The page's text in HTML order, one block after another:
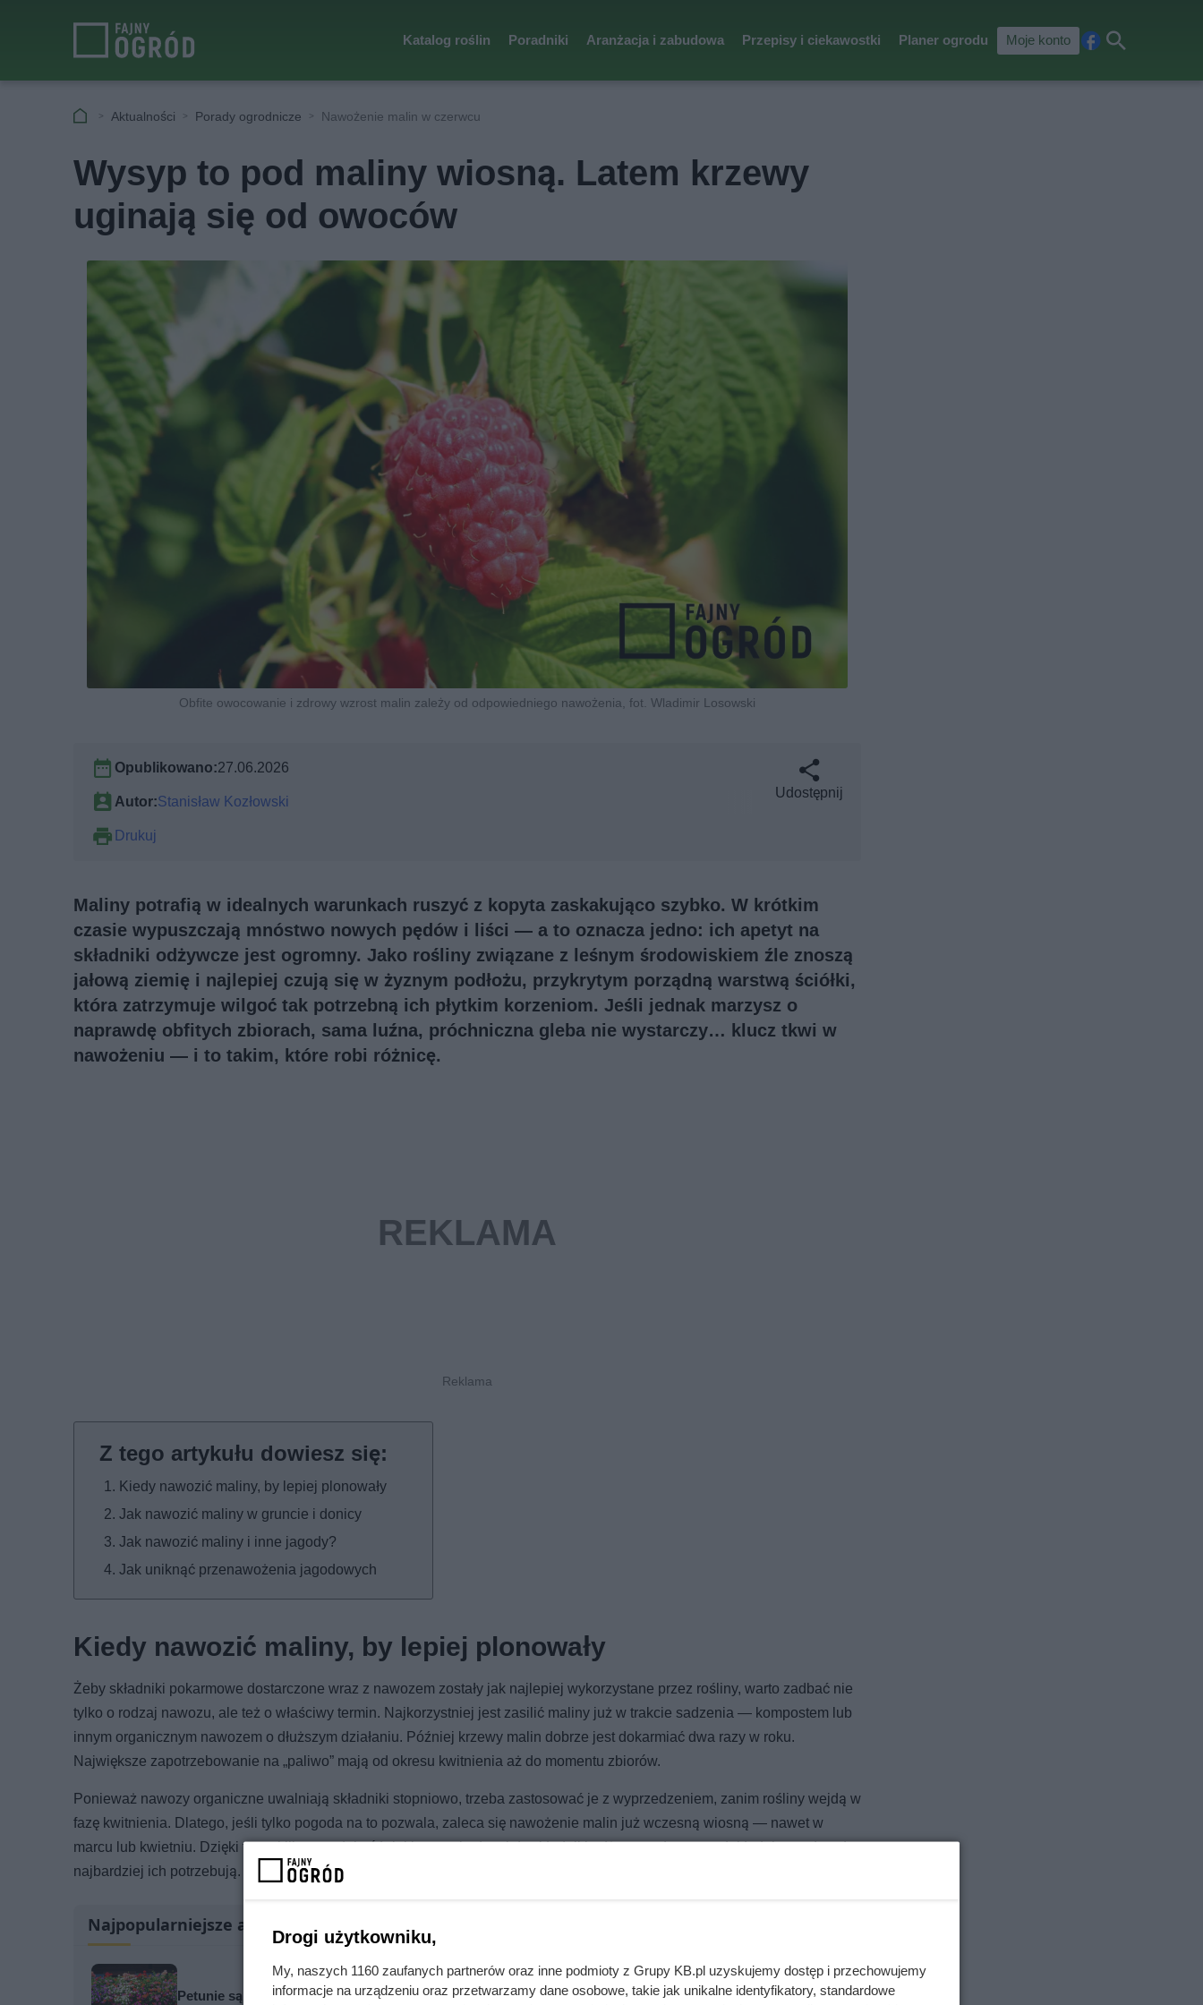
Katalog roślin Poradniki Aranżacja i zabudowa Przepisy i ciekawostki Planer ogrodu Moje konto
cebkaj
Aktualności Porady ogrodnicze Nawożenie malin w czerwcu
Wysyp to pod maliny wiosną. Latem krzewy
uginają się od owoców
Obfite owocowanie i zdrowy wzrost malin zależy od odpowiedniego nawożenia, fot. Wladimir Losowski
Opublikowano:27.06.2026
Autor:Stanisław Kozłowski
Drukuj
Udostępnij
Maliny potrafią w idealnych warunkach ruszyć z kopyta zaskakująco szybko. W krótkim
czasie wypuszczają mnóstwo nowych pędów i liści — a to oznacza jedno: ich apetyt na
składniki odżywcze jest ogromny. Jako rośliny związane z leśnym środowiskiem źle znoszą
jałową ziemię i najlepiej czują się w żyznym podłożu, przykrytym porządną warstwą ściółki,
która zatrzymuje wilgoć tak potrzebną ich płytkim korzeniom. Jeśli jednak marzysz o
naprawdę obfitych zbiorach, sama luźna, próchniczna gleba nie wystarczy… klucz tkwi w
nawożeniu — i to takim, które robi różnicę.
Kiedy nawozić maliny, by lepiej plonowały
Jak nawozić maliny w gruncie i donicy
Jak nawozić maliny i inne jagody?
Jak uniknąć przenawożenia jagodowych
Kiedy nawozić maliny, by lepiej plonowały
Żeby składniki pokarmowe dostarczone wraz z nawozem zostały jak najlepiej wykorzystane przez rośliny, warto zadbać nie
tylko o rodzaj nawozu, ale też o właściwy termin. Najkorzystniej jest zasilić maliny już w trakcie sadzenia — kompostem lub
innym organicznym nawozem o dłuższym działaniu. Później krzewy malin dobrze jest dokarmiać dwa razy w roku.
Największe zapotrzebowanie na „paliwo” mają od okresu kwitnienia aż do momentu zbiorów.
Ponieważ nawozy organiczne uwalniają składniki stopniowo, trzeba zastosować je z wyprzedzeniem, zanim rośliny wejdą w
fazę kwitnienia. Dlatego, jeśli tylko pogoda na to pozwala, zaleca się nawożenie malin już wczesną wiosną — nawet w
marcu lub kwietniu. Dzięki temu kilka tygodni później krzewy będą miały składniki odżywcze dostępne dokładnie wtedy, gdy
najbardziej ich potrzebują.
Najpopularniejsze artykuły
Petunie są kwiatowymi żarłokami. Ten rytm nawożenia robi ogromną różnicę
Drogi użytkowniku,
My, naszych 1160 zaufanych partnerów oraz inne podmioty z Grupy KB.pl uzyskujemy dostęp i przechowujemy
informacje na urządzeniu oraz przetwarzamy dane osobowe, takie jak unikalne identyfikatory, standardowe